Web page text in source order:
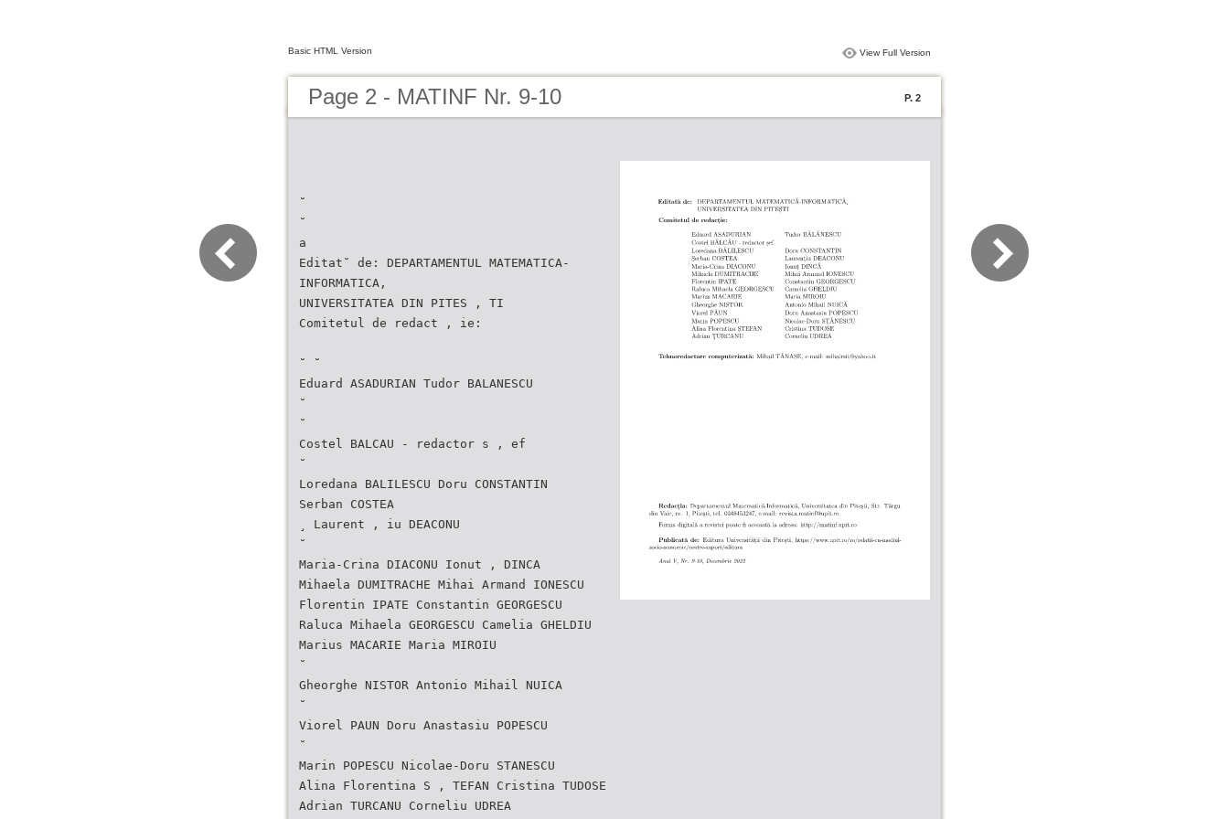
Basic HTML Version View Full Version
Page 2 - MATINF Nr. 9-10 P. 2
˘
˘
a
Editat˘ de: DEPARTAMENTUL MATEMATICA-
INFORMATICA,
UNIVERSITATEA DIN PITES , TI
Comitetul de redact , ie:
˘ ˘
Eduard ASADURIAN Tudor BALANESCU
˘
˘
Costel BALCAU - redactor s , ef
˘
Loredana BALILESCU Doru CONSTANTIN
Serban COSTEA
¸ Laurent , iu DEACONU
˘
Maria-Crina DIACONU Ionut , DINCA
Mihaela DUMITRACHE Mihai Armand IONESCU
Florentin IPATE Constantin GEORGESCU
Raluca Mihaela GEORGESCU Camelia GHELDIU
Marius MACARIE Maria MIROIU
˘
Gheorghe NISTOR Antonio Mihail NUICA
˘
Viorel PAUN Doru Anastasiu POPESCU
˘
Marin POPESCU Nicolae-Doru STANESCU
Alina Florentina S , TEFAN Cristina TUDOSE
Adrian TURCANU Corneliu UDREA